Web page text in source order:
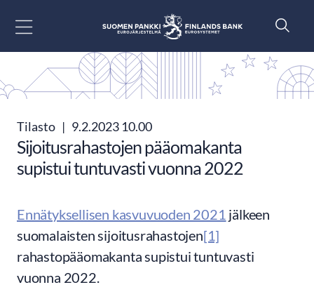
Tilasto | 9.2.2023 10.00
Sijoitusrahastojen pääomakanta
supistui tuntuvasti vuonna 2022
Ennätyksellisen kasvuvuoden 2021 jälkeen
suomalaisten sijoitusrahastojen[1]
rahastopääomakanta supistui tuntuvasti
vuonna 2022.